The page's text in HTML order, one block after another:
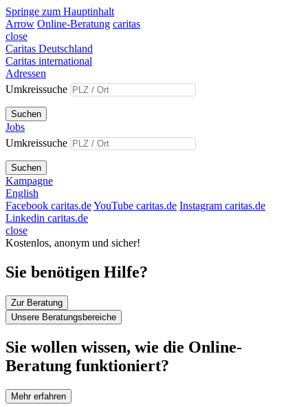
Springe zum Hauptinhalt
Arrow Online-Beratung caritas
close
Caritas Deutschland
Caritas international
Adressen
Umkreissuche
Suchen
Jobs
Umkreissuche
Suchen
Kampagne
English
Facebook caritas.deYouTube caritas.de Instagram caritas.de
Linkedin caritas.de
close
Kostenlos, anonym und sicher!
Sie benötigen Hilfe?
Zur Beratung
Unsere Beratungsbereiche
Sie wollen wissen, wie die Online-
Beratung funktioniert?
Mehr erfahren